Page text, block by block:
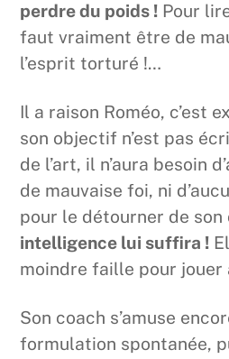
perdre du poids ! Pour
faut vraiment être de
l’esprit torturé !…
Il a raison Roméo, c’est
son objectif n’est pas
de l’art, il n’aura besoin
de mauvaise foi, ni
pour le détourner de
intelligence lui suffira !
moindre faille pour
Son coach s’amuse
formulation spontanée,